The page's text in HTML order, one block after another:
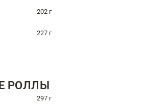
202 г
227 г
РОЛЛЫ
297 г